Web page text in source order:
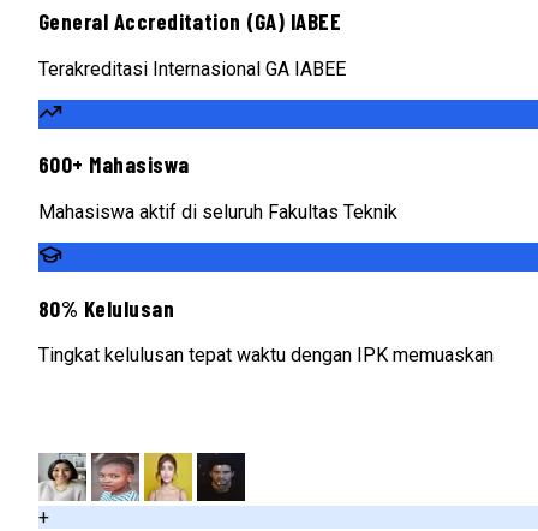
General Accreditation (GA) IABEE
Terakreditasi Internasional GA IABEE
600+ Mahasiswa
Mahasiswa aktif di seluruh Fakultas Teknik
80% Kelulusan
Tingkat kelulusan tepat waktu dengan IPK memuaskan
+